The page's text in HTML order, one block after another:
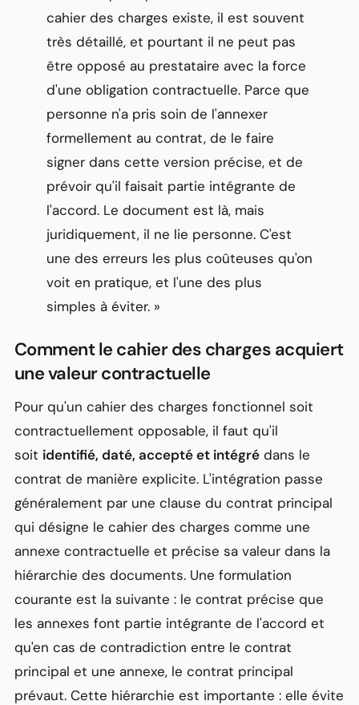
cahier des charges existe, il est souvent
très détaillé, et pourtant il ne peut pas
être opposé au prestataire avec la force
d'une obligation contractuelle. Parce que
personne n'a pris soin de l'annexer
formellement au contrat, de le faire
signer dans cette version précise, et de
prévoir qu'il faisait partie intégrante de
l'accord. Le document est là, mais
juridiquement, il ne lie personne. C'est
une des erreurs les plus coûteuses qu'on
voit en pratique, et l'une des plus
simples à éviter. »
Comment le cahier des charges acquiert
une valeur contractuelle
Pour qu'un cahier des charges fonctionnel soit
contractuellement opposable, il faut qu'il
soit identifié, daté, accepté et intégrédans le
contrat de manière explicite. L'intégration passe
généralement par une clause du contrat principal
qui désigne le cahier des charges comme une
annexe contractuelle et précise sa valeur dans la
hiérarchie des documents. Une formulation
courante est la suivante : le contrat précise que
les annexes font partie intégrante de l'accord et
qu'en cas de contradiction entre le contrat
principal et une annexe, le contrat principal
prévaut. Cette hiérarchie est importante : elle évite